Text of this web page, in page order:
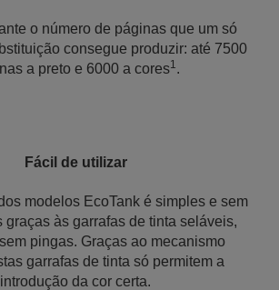
o número de páginas que um só
consegue produzir: até 7500
a preto e 6000 a cores1.
Fácil de utilizar
modelos EcoTank é simples e sem
graças às garrafas de tinta seláveis,
pingas. Graças ao mecanismo
garrafas de tinta só permitem a
introdução da cor certa.